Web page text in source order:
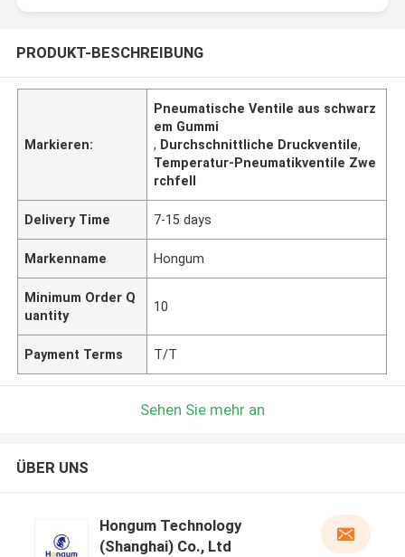
PRODUKT-BESCHREIBUNG
Markieren:
Pneumatische Ventile aus schwarz
em Gummi
, Durchschnittliche Druckventile,
Temperatur-Pneumatikventile Zwe
rchfell
Delivery Time 7-15 days
Markenname Hongum
Minimum Order Q
uantity
10
Payment Terms T/T
Sehen Sie mehr an
ÜBER UNS
Hongum Technology
(Shanghai) Co., Ltd